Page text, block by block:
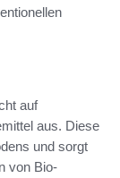
auf
aus. Diese
und sorgt
von Bio-